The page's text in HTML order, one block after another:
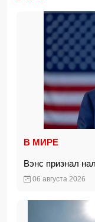
В МИРЕ
Вэнс признал
06 августа 2026